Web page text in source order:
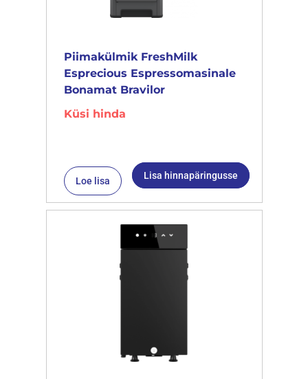
Piimakülmik FreshMilk
Esprecious Espressomasinale
Bonamat Bravilor
Küsi hinda
Loe lisa Lisa hinnapäringusse